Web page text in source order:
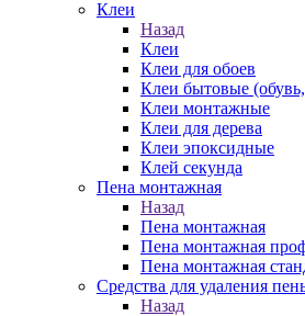
Клеи
Назад
Клеи
Клеи для обоев
Клеи бытовые
Клеи монтажные
Клеи для дерева
Клеи эпоксидные
Клей секунда
Пена монтажная
Назад
Пена монтажная
Пена монтажная
Пена монтажная
Средства для удаления
Назад